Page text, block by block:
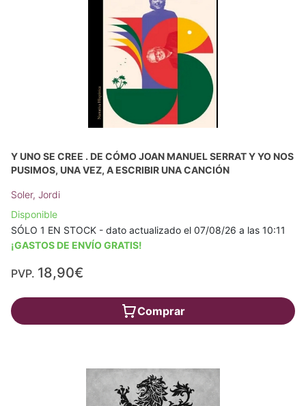
Y UNO SE CREE . DE CÓMO JOAN MANUEL SERRAT Y YO NOS
PUSIMOS, UNA VEZ, A ESCRIBIR UNA CANCIÓN
Soler, Jordi
Disponible
SÓLO 1 EN STOCK - dato actualizado el 07/08/26 a las 10:11
¡GASTOS DE ENVÍO GRATIS!
PVP. 18,90€
Comprar